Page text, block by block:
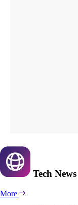
Tech News
More